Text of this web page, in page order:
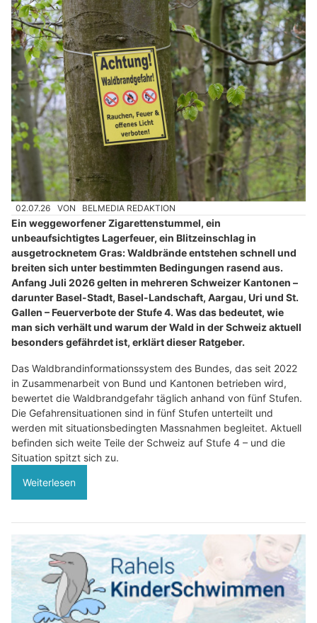
02.07.26 VON BELMEDIA REDAKTION
Ein weggeworfener Zigarettenstummel, ein
unbeaufsichtigtes Lagerfeuer, ein Blitzeinschlag in
ausgetrocknetem Gras: Waldbrände entstehen schnell und
breiten sich unter bestimmten Bedingungen rasend aus.
Anfang Juli 2026 gelten in mehreren Schweizer Kantonen –
darunter Basel-Stadt, Basel-Landschaft, Aargau, Uri und St.
Gallen – Feuerverbote der Stufe 4. Was das bedeutet, wie
man sich verhält und warum der Wald in der Schweiz aktuell
besonders gefährdet ist, erklärt dieser Ratgeber.
Das Waldbrandinformationssystem des Bundes, das seit 2022
in Zusammenarbeit von Bund und Kantonen betrieben wird,
bewertet die Waldbrandgefahr täglich anhand von fünf Stufen.
Die Gefahrensituationen sind in fünf Stufen unterteilt und
werden mit situationsbedingten Massnahmen begleitet. Aktuell
befinden sich weite Teile der Schweiz auf Stufe 4 – und die
Situation spitzt sich zu.
Weiterlesen